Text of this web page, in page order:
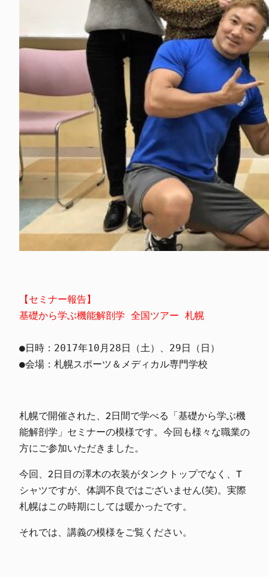
【セミナー報告】
基礎から学ぶ機能解剖学 全国ツアー 札幌
●日時：2017年10月28日（土）、29日（日）
●会場：札幌スポーツ＆メディカル専門学校
札幌で開催された、2日間で学べる「基礎から学ぶ機
能解剖学」セミナーの模様です。今回も様々な職業の
方にご参加いただきました。
今回、2日目の澤木の衣装がタンクトップでなく、T
シャツですが、体調不良ではございません(笑)。実際
札幌はこの時期にしては暖かったです。
それでは、講義の模様をご覧ください。